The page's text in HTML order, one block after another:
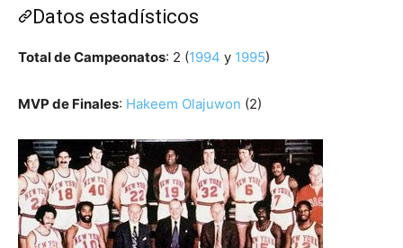
Datos estadísticos
Total de Campeonatos: 2 (1994 y 1995)
MVP de Finales: Hakeem Olajuwon (2)